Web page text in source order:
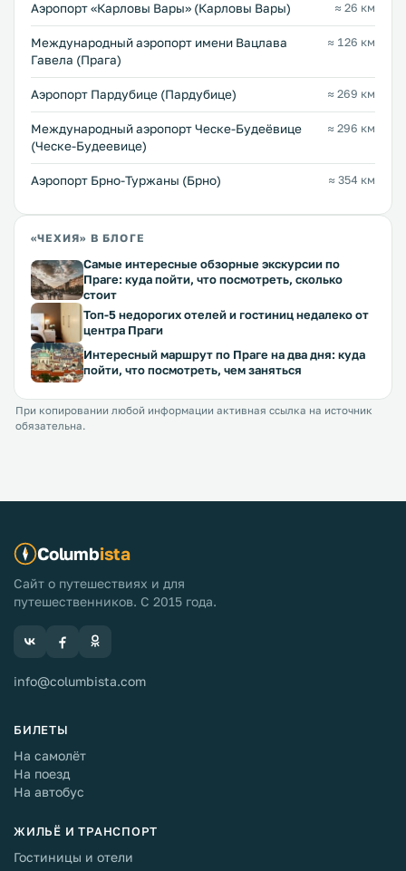
Аэропорт «Карловы Вары» (Карловы Вары) ≈ 26 км
Международный аэропорт имени Вацлава
Гавела (Прага)
≈ 126 км
Аэропорт Пардубице (Пардубице) ≈ 269 км
Международный аэропорт Ческе-Будеёвице
(Ческе-Будеевице)
≈ 296 км
Аэропорт Брно-Туржаны (Брно) ≈ 354 км
«ЧЕХИЯ» В БЛОГЕ
Самые интересные обзорные экскурсии по
Праге: куда пойти, что посмотреть, сколько
стоит
Топ-5 недорогих отелей и гостиниц недалеко от
центра Праги
Интересный маршрут по Праге на два дня: куда
пойти, что посмотреть, чем заняться
При копировании любой информации активная ссылка на источник
обязательна.
Columbista
Сайт о путешествиях и для
путешественников. С 2015 года.
info@columbista.com
БИЛЕТЫ
На самолёт
На поезд
На автобус
ЖИЛЬЁ И ТРАНСПОРТ
Гостиницы и отели